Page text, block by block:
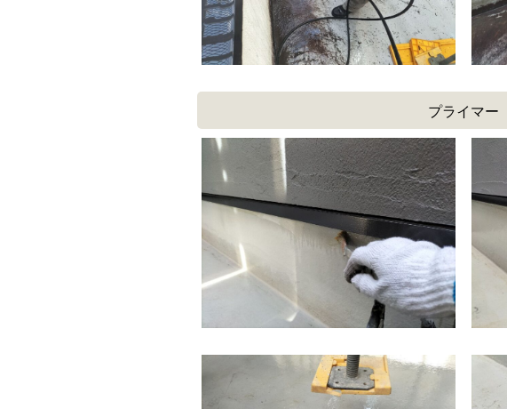
プライマー